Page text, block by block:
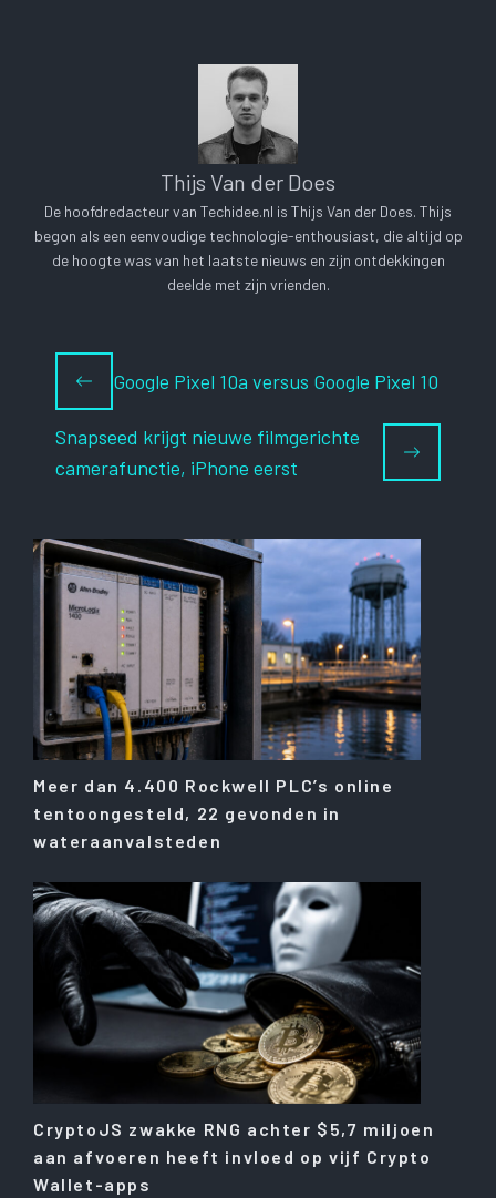
Thijs Van der Does
De hoofdredacteur van Techidee.nl is Thijs Van der Does. Thijs
begon als een eenvoudige technologie-enthousiast, die altijd op
de hoogte was van het laatste nieuws en zijn ontdekkingen
deelde met zijn vrienden.
Google Pixel 10a versus Google Pixel 10
Snapseed krijgt nieuwe filmgerichte
camerafunctie, iPhone eerst
Meer dan 4.400 Rockwell PLC’s online
tentoongesteld, 22 gevonden in
wateraanvalsteden
CryptoJS zwakke RNG achter $5,7 miljoen
aan afvoeren heeft invloed op vijf Crypto
Wallet-apps